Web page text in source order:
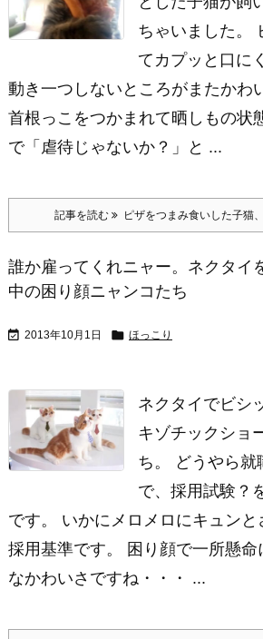
ちゃいました。
てカプッと口に
動き一つしないところがまたかわ
首根っこをつかまれて晒しもの状
で「虐待じゃないか？」と ...
記事を読む ピザをつまみ食いした子猫
誰か雇ってくれニャー。ネクタイ
中の困り顔ニャンコたち
 2013年10月1日  ほっこり
ネクタイでビシ
キゾチックショ
ち。 どうやら就
で、採用試験？
です。 いかにメロメロにキュン
採用基準です。 困り顔で一所懸
なかわいさですね・・・ ...